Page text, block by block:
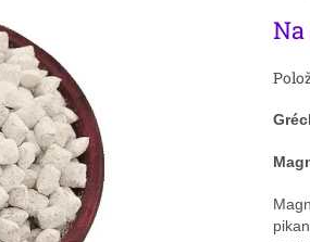
cena: